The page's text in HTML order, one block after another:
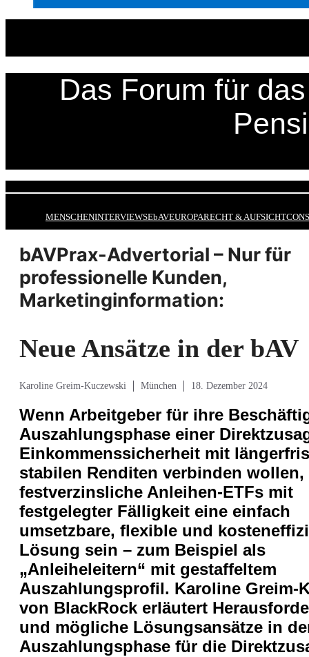
Das Forum für
MENSCHENINTERVIEWSEbAVEUROPARECHT & AUFSICHT
bAVPrax-Advertorial – Nur für
professionelle Kunden,
Marketinginformation:
Neue Ansätze in der bAV
Karoline Greim-Kuczewski München 18. Dezember 2024
Wenn Arbeitgeber für ihre
Auszahlungsphase einer
Einkommenssicherheit mit
stabilen Renditen verbinden
festverzinsliche Anleihen-ETFs mit
festgelegter Fälligkeit eine einfach
umsetzbare, flexible und
Lösung sein – zum Beispiel als
„Anleiheleitern“ mit gestaffeltem
Auszahlungsprofil. Karoline Greim-
von BlackRock erläutert
und mögliche Lösungsansätze in
Auszahlungsphase für die